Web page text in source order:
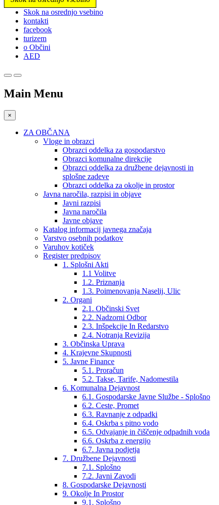
Prosimo,
upoštevajte:
spletno
mesto
vključuje
sistem
Skok na osrednjo vsebino
kontakti
facebook
turizem
o Občini
AED
Main Menu
×
ZA OBČANA
Vloge in obrazci
Obrazci oddelka za gospodarstvo
Obrazci komunalne direkcije
Obrazci oddelka za družbene dejavnosti in
splošne zadeve
Obrazci oddelka za okolje in prostor
Javna naročila, razpisi in objave
Javni razpisi
Javna naročila
Javne objave
Katalog informacij javnega značaja
Varstvo osebnih podatkov
Varuhov kotiček
Register predpisov
1. Splošni Akti
1.1 Volitve
1.2. Priznanja
1.3. Poimenovanja Naselij, Ulic
2. Organi
2.1. Občinski Svet
2.2. Nadzorni Odbor
2.3. Inšpekcije In Redarstvo
2.4. Notranja Revizija
3. Občinska Uprava
4. Krajevne Skupnosti
5. Javne Finance
5.1. Proračun
5.2. Takse, Tarife, Nadomestila
6. Komunalna Dejavnost
6.1. Gospodarske Javne Službe - Splošno
6.2. Ceste, Promet
6.3. Ravnanje z odpadki
6.4. Oskrba s pitno vodo
6.5. Odvajanje in čiščenje odpadnih voda
6.6. Oskrba z energijo
6.7. Javna podjetja
7. Družbene Dejavnosti
7.1. Splošno
7.2. Javni Zavodi
8. Gospodarske Dejavnosti
9. Okolje In Prostor
9.1. Splošno